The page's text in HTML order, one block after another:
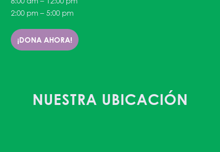
2:00 pm – 5:00 pm
¡DONA AHORA!
NUESTRA UBICACIÓN